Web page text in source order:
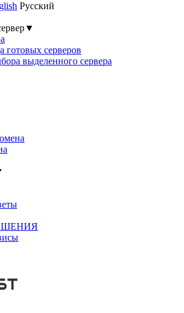
Русский
▼
готовых серверов
выделенного сервера